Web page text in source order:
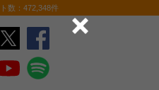
数：472,348件